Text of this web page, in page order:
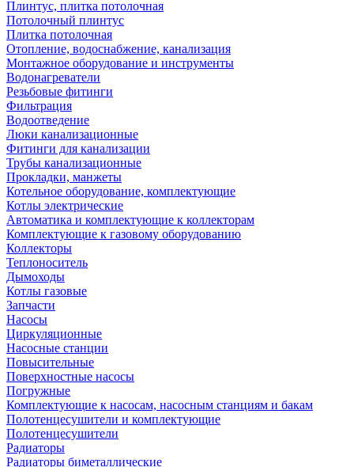
Плинтус, плитка потолочная
Потолочный плинтус
Плитка потолочная
Отопление, водоснабжение, канализация
Монтажное оборудование и инструменты
Водонагреватели
Резьбовые фитинги
Фильтрация
Водоотведение
Люки канализационные
Фитинги для канализации
Трубы канализационные
Прокладки, манжеты
Котельное оборудование, комплектующие
Котлы электрические
Автоматика и комплектующие к коллекторам
Комплектующие к газовому оборудованию
Коллекторы
Теплоноситель
Дымоходы
Котлы газовые
Запчасти
Насосы
Циркуляционные
Насосные станции
Повысительные
Поверхностные насосы
Погружные
Комплектующие к насосам, насосным станциям и бакам
Полотенцесушители и комплектующие
Полотенцесушители
Радиаторы
Радиаторы биметаллические